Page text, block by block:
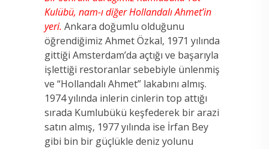
Kulübü, nam-ı diğer Hollandalı Ahmet’in
yeri. Ankara doğumlu olduğunu
öğrendiğimiz Ahmet Özkal, 1971 yılında
gittiği Amsterdam’da açtığı ve başarıyla
işlettiği restoranlar sebebiyle ünlenmiş
ve “Hollandalı Ahmet” lakabını almış.
1974 yılında inlerin cinlerin top attığı
sırada Kumlubükü keşfederek bir arazi
satın almış, 1977 yılında ise İrfan Bey
gibi bin bir güçlükle deniz yolunu